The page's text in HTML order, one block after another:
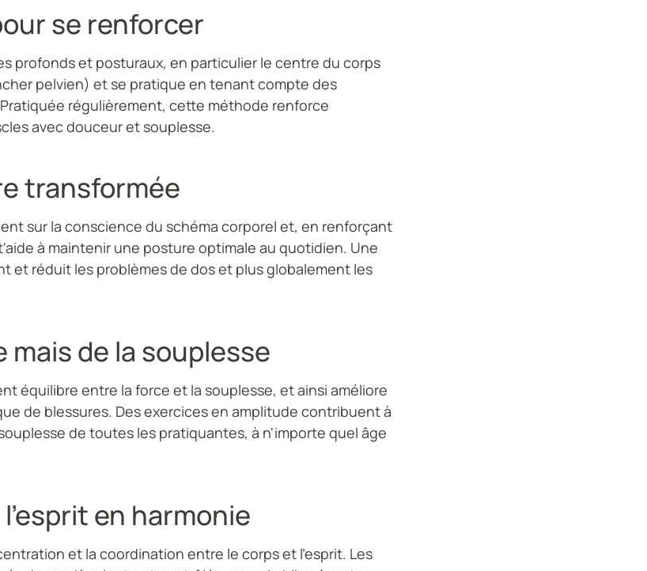
se renforcer
profonds et posturaux, en particulier le centre du corps
pelvien) et se pratique en tenant compte des
régulièrement, cette méthode renforce
avec douceur et souplesse.
transformée
sur la conscience du schéma corporel et, en renforçant
à maintenir une posture optimale au quotidien. Une
et réduit les problèmes de dos et plus globalement les
mais de la souplesse
équilibre entre la force et la souplesse, et ainsi améliore
de blessures. Des exercices en amplitude contribuent à
de toutes les pratiquantes, à n'importe quel âge
en harmonie
et la coordination entre le corps et l'esprit. Les